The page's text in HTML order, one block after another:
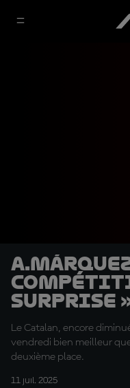
surprise
Le Catalan, encore
vendredi bien meilleur
deuxième place.
11 juil. 2025